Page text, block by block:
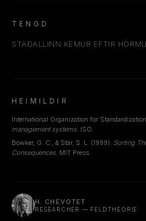
TENGD
STAÐALLINN KEMUR EFTIR
HEIMILDIR
International Organization for
management systems. ISO.
Bowker, G. C., & Star, S. L. (1999). Sorting
Consequences. MIT Press.
H. CHEVOTET
RESEARCHER — FELDTHEORIE